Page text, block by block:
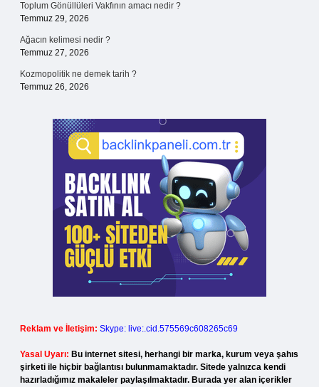
Toplum Gönüllüleri Vakfının amacı nedir ?
Temmuz 29, 2026
Ağacın kelimesi nedir ?
Temmuz 27, 2026
Kozmopolitik ne demek tarih ?
Temmuz 26, 2026
Reklam ve İletişim: Skype: live:.cid.575569c608265c69
Yasal Uyarı: Bu internet sitesi, herhangi bir marka, kurum veya şahıs
şirketi ile hiçbir bağlantısı bulunmamaktadır. Sitede yalnızca kendi
hazırladığımız makaleler paylaşılmaktadır. Burada yer alan içerikler